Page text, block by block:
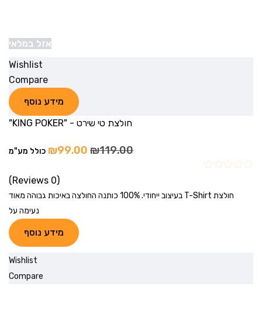
אזל במלאי
Wishlist
Compare
מידע נוסף
חולצת טי שירט - "KING POKER"
₪119.00
₪99.00 כולל מע"מ
(0 Reviews)
חולצת T-Shirt בעיצוב ייחודי. 100% כותנה החולצה באיכות גבוהה מאוד
נעימה על
מידע נוסף
Wishlist
Compare